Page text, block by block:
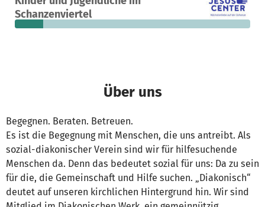
Schanzenviertel
Spenden fehlen noch
Über uns
Begegnen. Beraten. Betreuen.
Es ist die Begegnung mit Menschen, die uns antreibt. Als
sozial-diakonischer Verein sind wir für hilfesuchende
Menschen da. Denn das bedeutet sozial für uns: Da zu sein
für die, die Gemeinschaft und Hilfe suchen. „Diakonisch“
deutet auf unseren kirchlichen Hintergrund hin. Wir sind